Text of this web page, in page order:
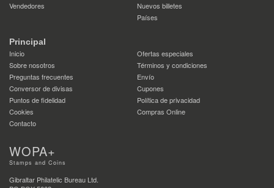
Vendedores
Nuevos billetes
Países
Principal
Inicio
Ofertas especiales
Sobre nosotros
Términos y condiciones
Preguntas frecuentes
Envío
Conversor de divisas
Cupones
Puntos de fidelidad
Política de privacidad
Cookies
Compras Online
Contacto
WOPA+
Stamps and Coins
Gibraltar Philatelic Bureau Ltd.